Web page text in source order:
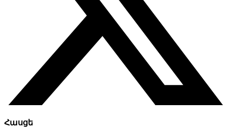
Հասցե